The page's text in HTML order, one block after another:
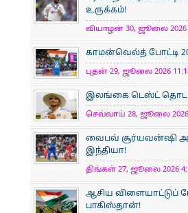
உருக்கம்!
வியாழன் 30, ஜூலை 2026
காமன்வெல்த் போட்டி
புதன் 29, ஜூலை 2026
இலங்கை டெஸ்ட் தொடர்:
செவ்வாய் 28, ஜூலை 2026
வைபவ் சூர்யவன்ஷி
இந்தியா!
திங்கள் 27, ஜூலை 2026
ஆசிய விளையாட்டுப்
பாகிஸ்தான்!